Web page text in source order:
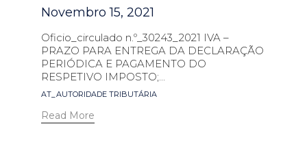
Novembro 15, 2021
Oficio_circulado n.º_30243_2021 IVA –
PRAZO PARA ENTREGA DA DECLARAÇÃO
PERIÓDICA E PAGAMENTO DO
RESPETIVO IMPOSTO;...
Tags
AT_AUTORIDADE TRIBUTÁRIA
Read More